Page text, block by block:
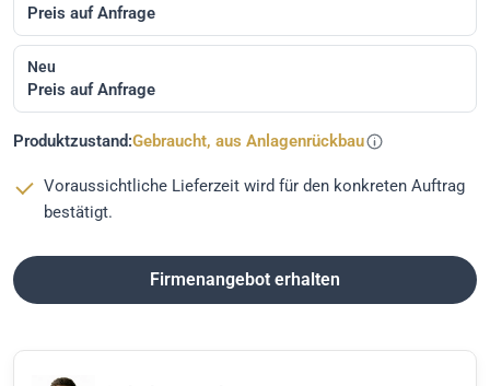
Preis auf Anfrage
Neu
Preis auf Anfrage
Produktzustand:Gebraucht, aus Anlagenrückbau
Voraussichtliche Lieferzeit wird für den konkreten Auftrag
bestätigt.
Firmenangebot erhalten